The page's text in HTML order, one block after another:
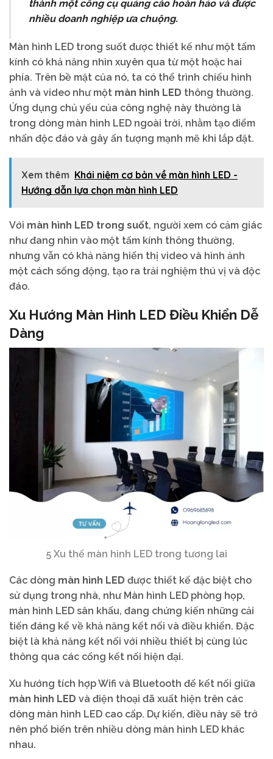
thành một công cụ quảng cáo hoàn hảo và được
nhiều doanh nghiệp ưa chuộng.
Màn hình LED trong suốt được thiết kế như một tấm
kính có khả năng nhìn xuyên qua từ một hoặc hai
phía. Trên bề mặt của nó, ta có thể trình chiếu hình
ảnh và video như một màn hình LED thông thường.
Ứng dụng chủ yếu của công nghệ này thường là
trong dòng màn hình LED ngoài trời, nhằm tạo điểm
nhấn độc đáo và gây ấn tượng mạnh mẽ khi lắp đặt.
Xem thêm Khái niệm cơ bản về màn hình LED -
Hướng dẫn lựa chọn màn hình LED
Với màn hình LED trong suốt, người xem có cảm giác
như đang nhìn vào một tấm kính thông thường,
nhưng vẫn có khả năng hiển thị video và hình ảnh
một cách sống động, tạo ra trải nghiệm thú vị và độc
đáo.
Xu Hướng Màn Hình LED Điều Khiển Dễ
Dàng
5 Xu thế màn hình LED trong tương lai
Các dòng màn hình LED được thiết kế đặc biệt cho
sử dụng trong nhà, như Màn hình LED phòng họp,
màn hình LED sân khấu, đang chứng kiến những cải
tiến đáng kể về khả năng kết nối và điều khiển. Đặc
biệt là khả năng kết nối với nhiều thiết bị cùng lúc
thông qua các cổng kết nối hiện đại.
Xu hướng tích hợp Wifi và Bluetooth để kết nối giữa
màn hình LED và điện thoại đã xuất hiện trên các
dòng màn hình LED cao cấp. Dự kiến, điều này sẽ trở
nên phổ biến trên nhiều dòng màn hình LED khác
nhau.